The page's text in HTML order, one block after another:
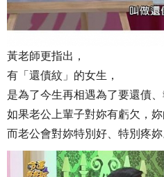
黃老師更指出，
有「還債紋」的女生，
是為了今生再相遇為了要還債
如果老公上輩子對妳有虧欠，
而老公會對妳特別好、特別疼妳